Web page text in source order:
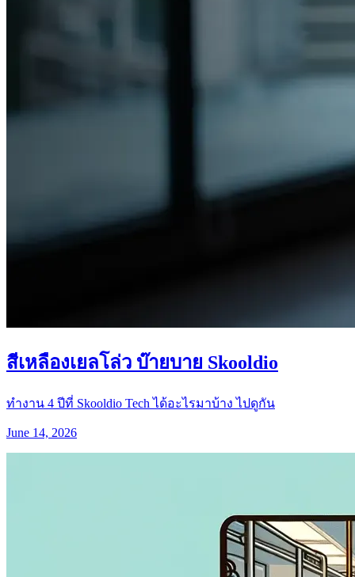
สีเหลืองเยลโล่ว บ๊ายบาย Skooldio
ทำงาน 4 ปีที่ Skooldio Tech ได้อะไรมาบ้าง ไปดูกัน
June 14, 2026